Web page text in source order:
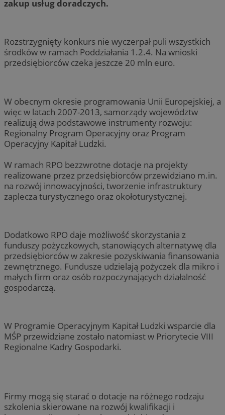
zakup usług doradczych.
Rozstrzygnięty konkurs nie wyczerpał puli wszystkich
środków w ramach Poddziałania 1.2.4. Na wnioski
przedsiębiorców czeka jeszcze 20 mln euro.
W obecnym okresie programowania Unii Europejskiej, a
więc w latach 2007-2013, samorządy województw
realizują dwa podstawowe instrumenty rozwoju:
Regionalny Program Operacyjny oraz Program
Operacyjny Kapitał Ludzki.
W ramach RPO bezzwrotne dotacje na projekty
realizowane przez przedsiębiorców przewidziano m.in.
na rozwój innowacyjności, tworzenie infrastruktury
zaplecza turystycznego oraz okołoturystycznej.
Dodatkowo RPO daje możliwość skorzystania z
funduszy pożyczkowych, stanowiących alternatywę dla
przedsiębiorców w zakresie pozyskiwania finansowania
zewnętrznego. Fundusze udzielają pożyczek dla mikro i
małych firm oraz osób rozpoczynających działalność
gospodarczą.
W Programie Operacyjnym Kapitał Ludzki wsparcie dla
MŚP przewidziane zostało natomiast w Priorytecie VIII
Regionalne Kadry Gospodarki.
Firmy mogą się starać o dotacje na różnego rodzaju
szkolenia skierowane na rozwój kwalifikacji i